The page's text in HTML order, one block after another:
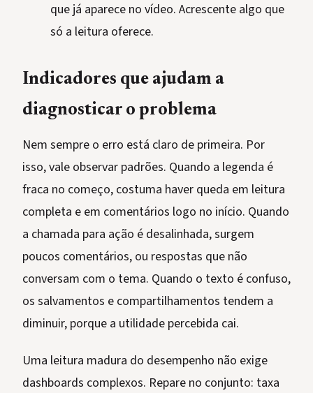
que já aparece no vídeo. Acrescente algo que
só a leitura oferece.
Indicadores que ajudam a
diagnosticar o problema
Nem sempre o erro está claro de primeira. Por
isso, vale observar padrões. Quando a legenda é
fraca no começo, costuma haver queda em leitura
completa e em comentários logo no início. Quando
a chamada para ação é desalinhada, surgem
poucos comentários, ou respostas que não
conversam com o tema. Quando o texto é confuso,
os salvamentos e compartilhamentos tendem a
diminuir, porque a utilidade percebida cai.
Uma leitura madura do desempenho não exige
dashboards complexos. Repare no conjunto: taxa